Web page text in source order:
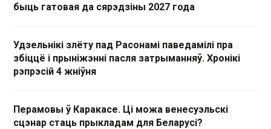
быць гатовая да сярэдзіны 2027 года
Удзельнікі злёту пад Расонамі паведамілі пра
збіццё і прыніжэнні пасля затрыманняў. Хронікі
рэпрэсій 4 жніўня
Перамовы ў Каракасе. Ці можа венесуэльскі
сцэнар стаць прыкладам для Беларусі?